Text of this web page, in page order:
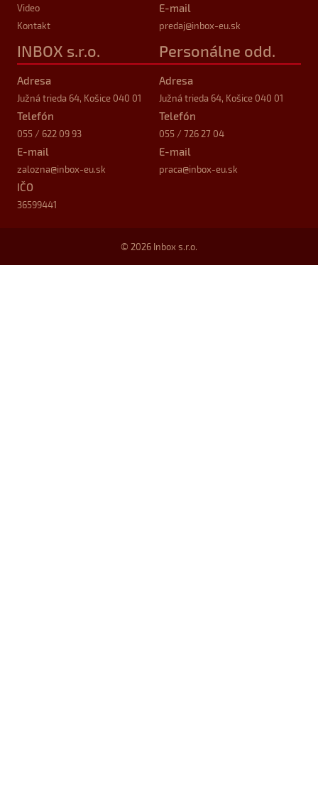
Video
Kontakt
E-mail
predaj@inbox-eu.sk
INBOX s.r.o.
Adresa
Južná trieda 64, Košice 040 01
Telefón
055 / 622 09 93
E-mail
zalozna@inbox-eu.sk
IČO
36599441
Personálne odd.
Adresa
Južná trieda 64, Košice 040 01
Telefón
055 / 726 27 04
E-mail
praca@inbox-eu.sk
© 2026 Inbox s.r.o.